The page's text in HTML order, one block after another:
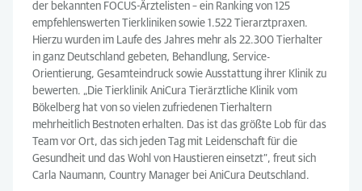
der bekannten FOCUS-Ärztelisten – ein Ranking von 125
empfehlenswerten Tierkliniken sowie 1.522 Tierarztpraxen.
Hierzu wurden im Laufe des Jahres mehr als 22.300 Tierhalter
in ganz Deutschland gebeten, Behandlung, Service-
Orientierung, Gesamteindruck sowie Ausstattung ihrer Klinik zu
bewerten. „Die Tierklinik AniCura Tierärztliche Klinik vom
Bökelberg hat von so vielen zufriedenen Tierhaltern
mehrheitlich Bestnoten erhalten. Das ist das größte Lob für das
Team vor Ort, das sich jeden Tag mit Leidenschaft für die
Gesundheit und das Wohl von Haustieren einsetzt“, freut sich
Carla Naumann, Country Manager bei AniCura Deutschland.